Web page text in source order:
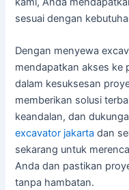
sesuai dengan
Dengan menyewa
mendapatkan akses ke
dalam kesuksesan
memberikan solusi
keandalan, dan
excavator jakarta dan
sekarang untuk
Anda dan pastikan
tanpa hambatan.